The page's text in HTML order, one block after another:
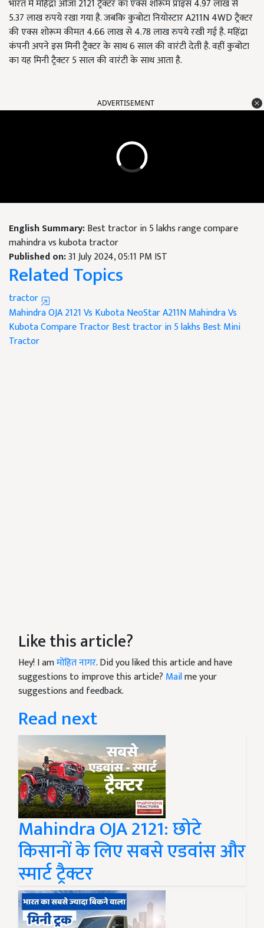
भारत में महिंद्रा ओजा 2121 ट्रैक्टर का एक्स शोरूम प्राइस 4.97 लाख से
5.37 लाख रुपये रखा गया है. जबकि कुबोटा नियोस्टार A211N 4WD ट्रैक्टर
की एक्स शोरूम कीमत 4.66 लाख से 4.78 लाख रुपये रखी गई है. महिंद्रा
कंपनी अपने इस मिनी ट्रैक्टर के साथ 6 साल की वारंटी देती है. वहीं कुबोटा
का यह मिनी ट्रैक्टर 5 साल की वारंटी के साथ आता है.
ADVERTISEMENT
English Summary:Best tractor in 5 lakhs range compare
mahindra vs kubota tractor
Published on:31 July 2024, 05:11 PM IST
Related Topics
tractor
Mahindra OJA 2121 Vs Kubota NeoStar A211NMahindra Vs
KubotaCompare TractorBest tractor in 5 lakhs Best Mini
Tractor
Like this article?
Hey! I amमोहित नागर. Did you liked this article and have
suggestions to improve this article? Mailme your
suggestions and feedback.
Read next
Mahindra OJA 2121: छोटे
किसानों के लिए सबसे एडवांस और
स्मार्ट ट्रैक्टर